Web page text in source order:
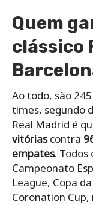
Quem
clássico
Ao todo, são
times, segundo
Real Madrid é
vitóriascontra
empates. Todos
Campeonato
League, Copa
Coronation